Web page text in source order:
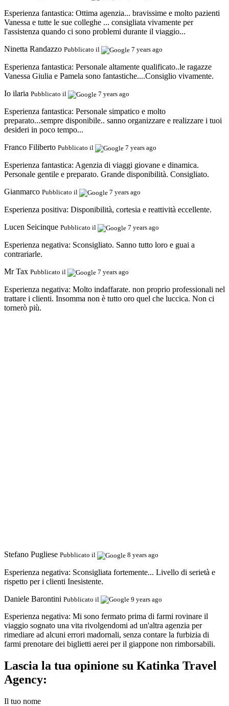
Esperienza fantastica: Ottima agenzia... bravissime e molto pazienti
Vanessa e tutte le sue colleghe ... consigliata vivamente per
l'assistenza quando ci sono problemi durante il viaggio...
Ninetta Randazzo Pubblicato il 7 years ago
Esperienza fantastica: Personale altamente qualificato..le ragazze
Vanessa Giulia e Pamela sono fantastiche....Consiglio vivamente.
Io ilaria Pubblicato il 7 years ago
Esperienza fantastica: Personale simpatico e molto
preparato...sempre disponibile.. sanno organizzare e realizzare i tuoi
desideri in poco tempo...
Franco Filiberto Pubblicato il 7 years ago
Esperienza fantastica: Agenzia di viaggi giovane e dinamica.
Personale gentile e preparato. Grande disponibilità. Consigliato.
Gianmarco Pubblicato il 7 years ago
Esperienza positiva: Disponibilità, cortesia e reattività eccellente.
Lucen Seicinque Pubblicato il 7 years ago
Esperienza negativa: Sconsigliato. Sanno tutto loro e guai a
contrariarle.
Mr Tax Pubblicato il 7 years ago
Esperienza negativa: Molto indaffarate. non proprio professionali nel
trattare i clienti. Insomma non è tutto oro quel che luccica. Non ci
tornerò più.
Stefano Pugliese Pubblicato il 8 years ago
Esperienza negativa: Sconsigliata fortemente... Livello di serietà e
rispetto per i clienti Inesistente.
Daniele Barontini Pubblicato il 9 years ago
Esperienza negativa: Mi sono fermato prima di farmi rovinare il
viaggio sognato una vita rivolgendomi ad un'altra agenzia per
rimediare ad alcuni errori madornali, senza contare la furbizia di
farmi prenotare dei biglietti aerei per il giappone non rimborsabili.
Lascia la tua opinione su Katinka Travel
Agency:
Il tuo nome